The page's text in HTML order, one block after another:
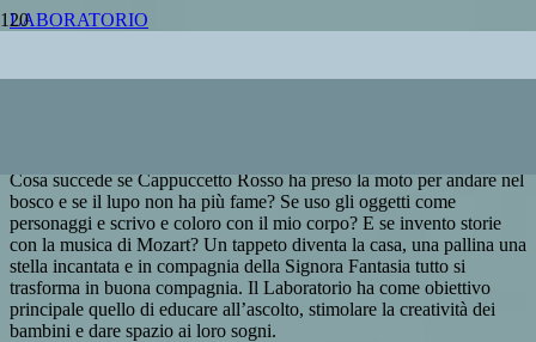
LABORATORIO
TUTTI GIÙ DAL PALCO
Cosa succede se Cappuccetto Rosso ha preso la moto per andare nel
bosco e se il lupo non ha più fame? Se uso gli oggetti come
personaggi e scrivo e coloro con il mio corpo? E se invento storie
con la musica di Mozart? Un tappeto diventa la casa, una pallina una
stella incantata e in compagnia della Signora Fantasia tutto si
trasforma in buona compagnia. Il Laboratorio ha come obiettivo
principale quello di educare all’ascolto, stimolare la creatività dei
bambini e dare spazio ai loro sogni.